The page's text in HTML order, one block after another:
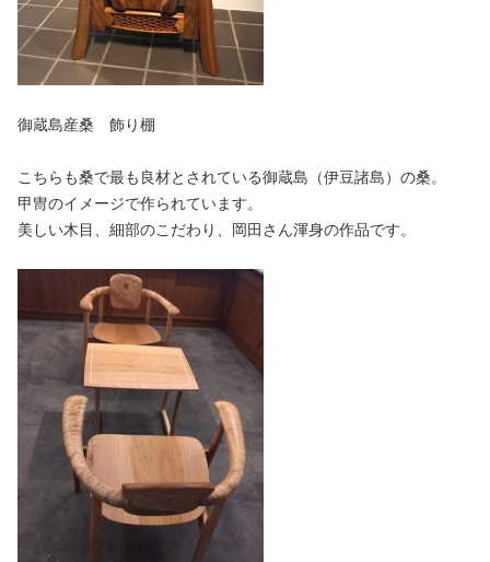
御蔵島産桑 飾り棚
こちらも桑で最も良材とされている御蔵島（伊豆諸島）の桑。
甲冑のイメージで作られています。
美しい木目、細部のこだわり、岡田さん渾身の作品です。